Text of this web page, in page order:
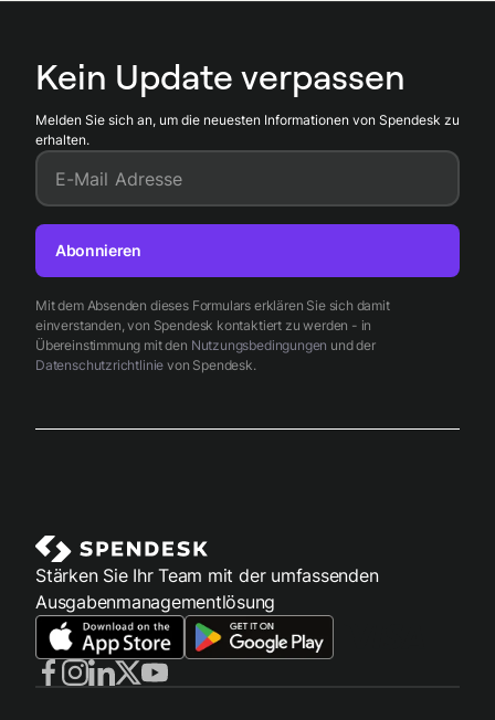
Ausgaben erhöht.
Kein Update verpassen
Melden Sie sich an, um die neuesten Informationen von Spendesk zu
erhalten.
E-Mail Adresse
Mit dem Absenden dieses Formulars erklären Sie sich damit
einverstanden, von Spendesk kontaktiert zu werden - in
Übereinstimmung mit den Nutzungsbedingungen und der
Datenschutzrichtlinie von Spendesk.
Abonnieren
Stärken Sie Ihr Team mit der umfassenden
Ausgabenmanagementlösung